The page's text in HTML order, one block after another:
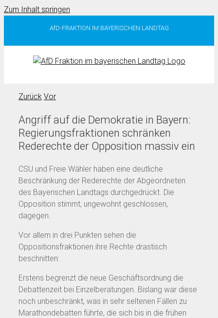
Zum Inhalt springen
AfD-FRAKTION IM BAYERISCHEN LANDTAG
Zurück Vor
Angriff auf die Demokratie in Bayern:
Regierungsfraktionen schränken
Rederechte der Opposition massiv ein
CSU und Freie Wähler haben eine deutliche
Beschränkung der Rederechte der Abgeordneten
des Bayerischen Landtags durchgedrückt. Die
Opposition stimmt, ungewohnt geschlossen,
dagegen.
Vor allem in drei Punkten sehen die
Oppositionsfraktionen ihre Rechte drastisch
beschnitten:
Erstens begrenzt die neue Geschäftsordnung die
Debattenzeit bei Einzelberatungen. Bislang war diese
noch unbeschränkt, was in sehr seltenen Fällen zu
Marathondebatten führte, die sich bis in die frühen